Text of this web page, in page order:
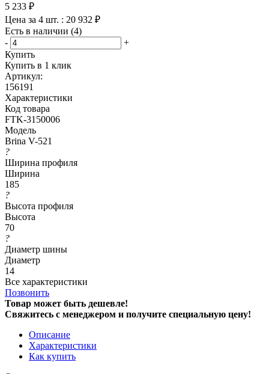
5 233 ₽
Цена за 4 шт. : 20 932 ₽
Есть в наличии (4)
-
+
Купить
Купить в 1 клик
Артикул:
156191
Характеристики
Код товара
FTK-3150006
Модель
Brina V-521
?
Ширина профиля
Ширина
185
?
Высота профиля
Высота
70
?
Диаметр шины
Диаметр
14
Все характеристики
Позвонить
Товар может быть дешевле!
Свяжитесь с менеджером и получите специальную цену!
Описание
Характеристики
Как купить